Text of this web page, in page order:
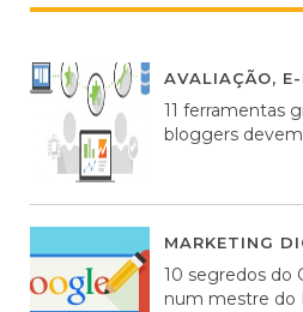
AVALIAÇÃO,
11 ferramentas
bloggers
MARKETING
10 segredos do
num mestre do